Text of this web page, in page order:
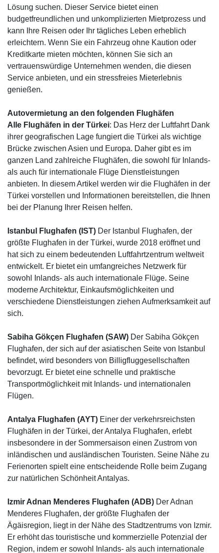
Lösung suchen. Dieser Service bietet einen
budgetfreundlichen und unkomplizierten Mietprozess und
kann Ihre Reisen oder Ihr tägliches Leben erheblich
erleichtern. Wenn Sie ein Fahrzeug ohne Kaution oder
Kreditkarte mieten möchten, können Sie sich an
vertrauenswürdige Unternehmen wenden, die diesen
Service anbieten, und ein stressfreies Mieterlebnis
genießen.
Autovermietung an den folgenden Flughäfen
Alle Flughäfen in der Türkei: Das Herz der Luftfahrt Dank
ihrer geografischen Lage fungiert die Türkei als wichtige
Brücke zwischen Asien und Europa. Daher gibt es im
ganzen Land zahlreiche Flughäfen, die sowohl für Inlands-
als auch für internationale Flüge Dienstleistungen
anbieten. In diesem Artikel werden wir die Flughäfen in der
Türkei vorstellen und Informationen bereitstellen, die Ihnen
bei der Planung Ihrer Reisen helfen.
Istanbul Flughafen (IST) Der Istanbul Flughafen, der
größte Flughafen in der Türkei, wurde 2018 eröffnet und
hat sich zu einem bedeutenden Luftfahrtzentrum weltweit
entwickelt. Er bietet ein umfangreiches Netzwerk für
sowohl Inlands- als auch internationale Flüge. Seine
moderne Architektur, Einkaufsmöglichkeiten und
verschiedene Dienstleistungen ziehen Aufmerksamkeit auf
sich.
Sabiha Gökçen Flughafen (SAW) Der Sabiha Gökçen
Flughafen, der sich auf der asiatischen Seite von Istanbul
befindet, wird besonders von Billigfluggesellschaften
bevorzugt. Er bietet eine schnelle und praktische
Transportmöglichkeit mit Inlands- und internationalen
Flügen.
Antalya Flughafen (AYT) Einer der verkehrsreichsten
Flughäfen in der Türkei, der Antalya Flughafen, erlebt
insbesondere in der Sommersaison einen Zustrom von
inländischen und ausländischen Touristen. Seine Nähe zu
Ferienorten spielt eine entscheidende Rolle beim Zugang
zur natürlichen Schönheit Antalyas.
Izmir Adnan Menderes Flughafen (ADB) Der Adnan
Menderes Flughafen, der größte Flughafen der
Ägäisregion, liegt in der Nähe des Stadtzentrums von Izmir.
Er erhöht das touristische und kommerzielle Potenzial der
Region, indem er sowohl Inlands- als auch internationale